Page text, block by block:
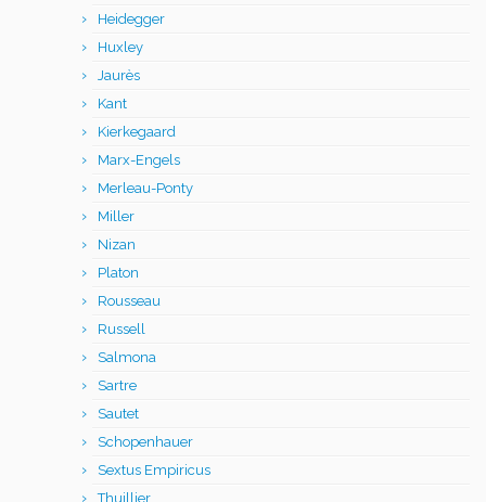
Heidegger
Huxley
Jaurès
Kant
Kierkegaard
Marx-Engels
Merleau-Ponty
Miller
Nizan
Platon
Rousseau
Russell
Salmona
Sartre
Sautet
Schopenhauer
Sextus Empiricus
Thuillier